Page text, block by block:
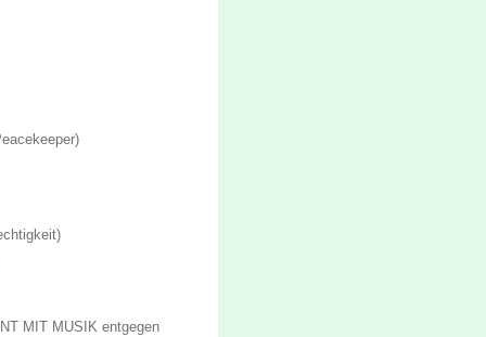
MIT MUSIK entgegen